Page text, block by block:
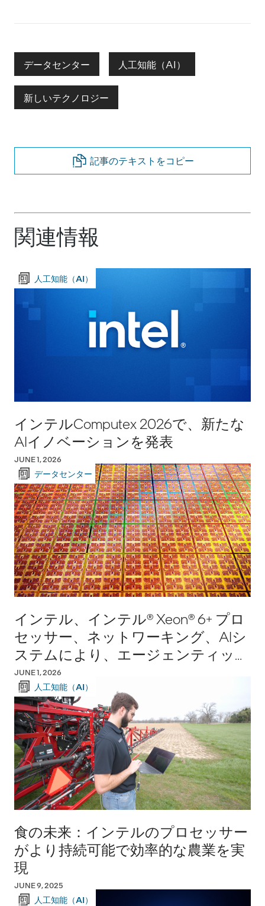
データセンター 人工知能（AI）
新しいテクノロジー
記事のテキストをコピー
関連情報
人工知能（AI）
インテルComputex 2026で、新たな
AIイノベーションを発表
JUNE 1, 2026
データセンター
インテル、インテル® Xeon® 6+ プロ
セッサー、ネットワーキング、AIシ
ステムにより、エージェンティック
AIの実用化を推進
JUNE 1, 2026
人工知能（AI）
食の未来：インテルのプロセッサー
がより持続可能で効率的な農業を実
現
JUNE 9, 2025
人工知能（AI）